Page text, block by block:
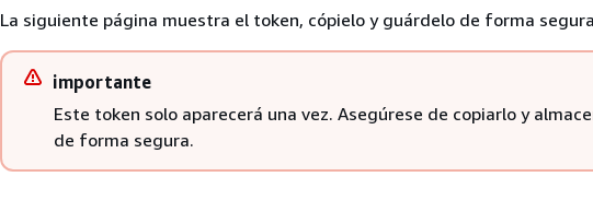
La siguiente página muestra el token, cópielo y guárdelo de forma
importante
Este token solo aparecerá una vez. Asegúrese de copiarlo y
de forma segura.